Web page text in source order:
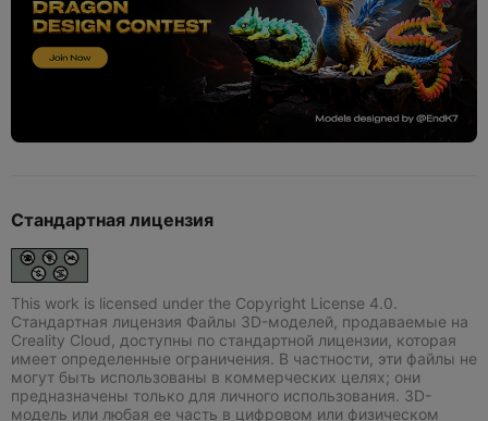
Стандартная лицензия
This work is licensed under the Copyright License 4.0.
Стандартная лицензия Файлы 3D-моделей, продаваемые на
Creality Cloud, доступны по стандартной лицензии, которая
имеет определенные ограничения. В частности, эти файлы не
могут быть использованы в коммерческих целях; они
предназначены только для личного использования. 3D-
модель или любая ее часть в цифровом или физическом